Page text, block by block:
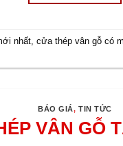
nhất ,cửa thép vân gỗ có
BÁO GIÁ,TIN TỨC
VÂN GỖ